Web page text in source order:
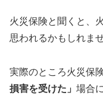
火災保険と聞くと、
思われるかもしれませ
実際のところ火災保
損害を受けた」 場合